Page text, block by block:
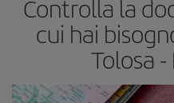
Controlla la
cui hai
Tolosa